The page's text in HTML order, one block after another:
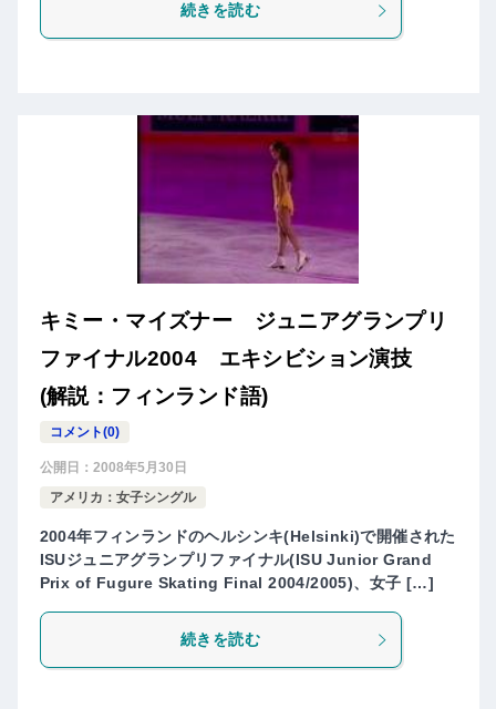
続きを読む
キミー・マイズナー ジュニアグランプリ
ファイナル2004 エキシビション演技
(解説：フィンランド語)
コメント(0)
公開日： 2008年5月30日
アメリカ：女子シングル
2004年フィンランドのヘルシンキ(Helsinki)で開催された
ISUジュニアグランプリファイナル(ISU Junior Grand
Prix of Fugure Skating Final 2004/2005)、女子 […]
続きを読む